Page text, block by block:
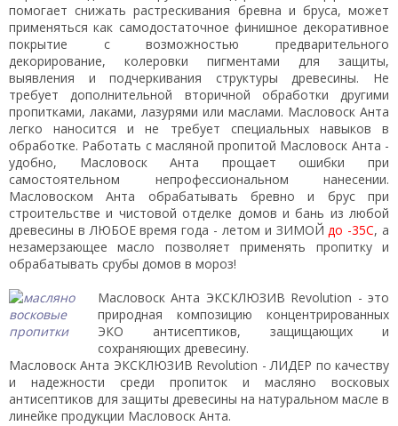
помогает снижать растрескивания бревна и бруса, может
применяться как самодостаточное финишное декоративное
покрытие с возможностью предварительного
декорирование, колеровки пигментами для защиты,
выявления и подчеркивания структуры древесины. Не
требует дополнительной вторичной обработки другими
пропитками, лаками, лазурями или маслами. Масловоск Анта
легко наносится и не требует специальных навыков в
обработке. Работать с масляной пропитой Масловоск Анта -
удобно, Масловоск Анта прощает ошибки при
самостоятельном непрофессиональном нанесении.
Масловоском Анта обрабатывать бревно и брус при
строительстве и чистовой отделке домов и бань из любой
древесины в ЛЮБОЕ время года - летом и ЗИМОЙдо -35С, а
незамерзающее масло позволяет применять пропитку и
обрабатывать срубы домов в мороз!
Масловоск Анта ЭКСКЛЮЗИВ Revolution - это
природная композицию концентрированных
ЭКО антисептиков, защищающих и
сохраняющих древесину.
Масловоск Анта ЭКСКЛЮЗИВ Revolution - ЛИДЕР по качеству
и надежности среди пропиток и масляно восковых
антисептиков для защиты древесины на натуральном масле в
линейке продукции Масловоск Анта.